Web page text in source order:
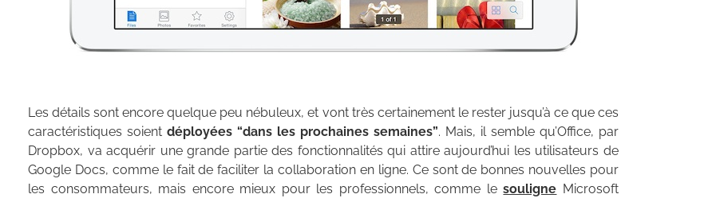
Les détails sont encore quelque peu nébuleux, et vont très certainement le rester jusqu’à ce que ces
caractéristiques soient déployées “dans les prochaines semaines”. Mais, il semble qu’Office, par
Dropbox, va acquérir une grande partie des fonctionnalités qui attire aujourd’hui les utilisateurs de
Google Docs, comme le fait de faciliter la collaboration en ligne. Ce sont de bonnes nouvelles pour
les consommateurs, mais encore mieux pour les professionnels, comme lesouligne Microsoft